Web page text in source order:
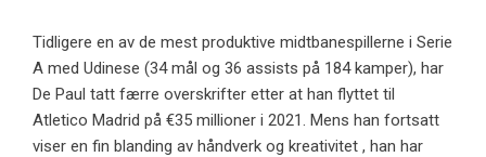
Tidligere en av de mest produktive midtbanespillerne i Serie
A med Udinese (34 mål og 36 assists på 184 kamper), har
De Paul tatt færre overskrifter etter at han flyttet til
Atletico Madrid på €35 millioner i 2021. Mens han fortsatt
viser en fin blanding av håndverk og kreativitet , han har